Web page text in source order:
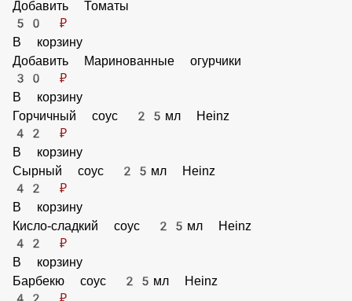
Добавить Шампиньоны
50 ₽
В корзину
Добавить Томаты
50 ₽
В корзину
Добавить Маринованные огурчики
30 ₽
В корзину
Горчичный соус 25мл Heinz
42 ₽
В корзину